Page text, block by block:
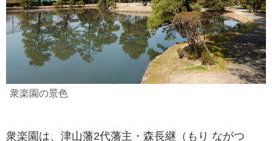
衆楽園の景色
衆楽園は、津山藩2代藩主・森長継（もり ながつ